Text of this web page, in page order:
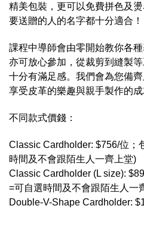
精美包裝，更可以免費拼色及
要送贈的人的名字都十分適合！
課程中導師會由零開始教你各種
亦可放心參加，從裁剪到縫製
十分有滿足感。 我們會為您備
享受皮革的樂趣與親手製作的成
不同款式價錢：
Classic Cardholder: $756/位；
時間及不會跟陌生人一齊上堂)
Classic Cardholder (L size):
=可自選時間及不會跟陌生人一
Double-V-Shape Cardholder: